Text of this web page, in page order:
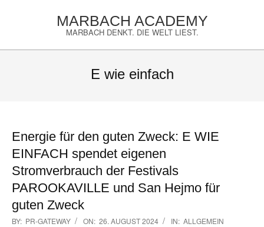
MARBACH ACADEMY
MARBACH DENKT. DIE WELT LIEST.
E wie einfach
Energie für den guten Zweck: E WIE
EINFACH spendet eigenen
Stromverbrauch der Festivals
PAROOKAVILLE und San Hejmo für
guten Zweck
2024-
BY: PR-GATEWAY ON: 26. AUGUST 2024 IN: ALLGEMEIN